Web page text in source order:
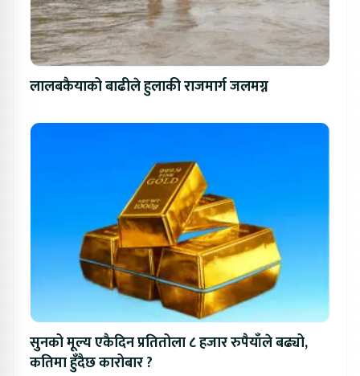
लालबकैयाको बाढीले हुलाकी राजमार्ग जलमग्न
सुनको मूल्य एकैदिन प्रतितोला ८ हजार रुपैयाँले बढ्यो,
कतिमा हुँदैछ कारोबार ?